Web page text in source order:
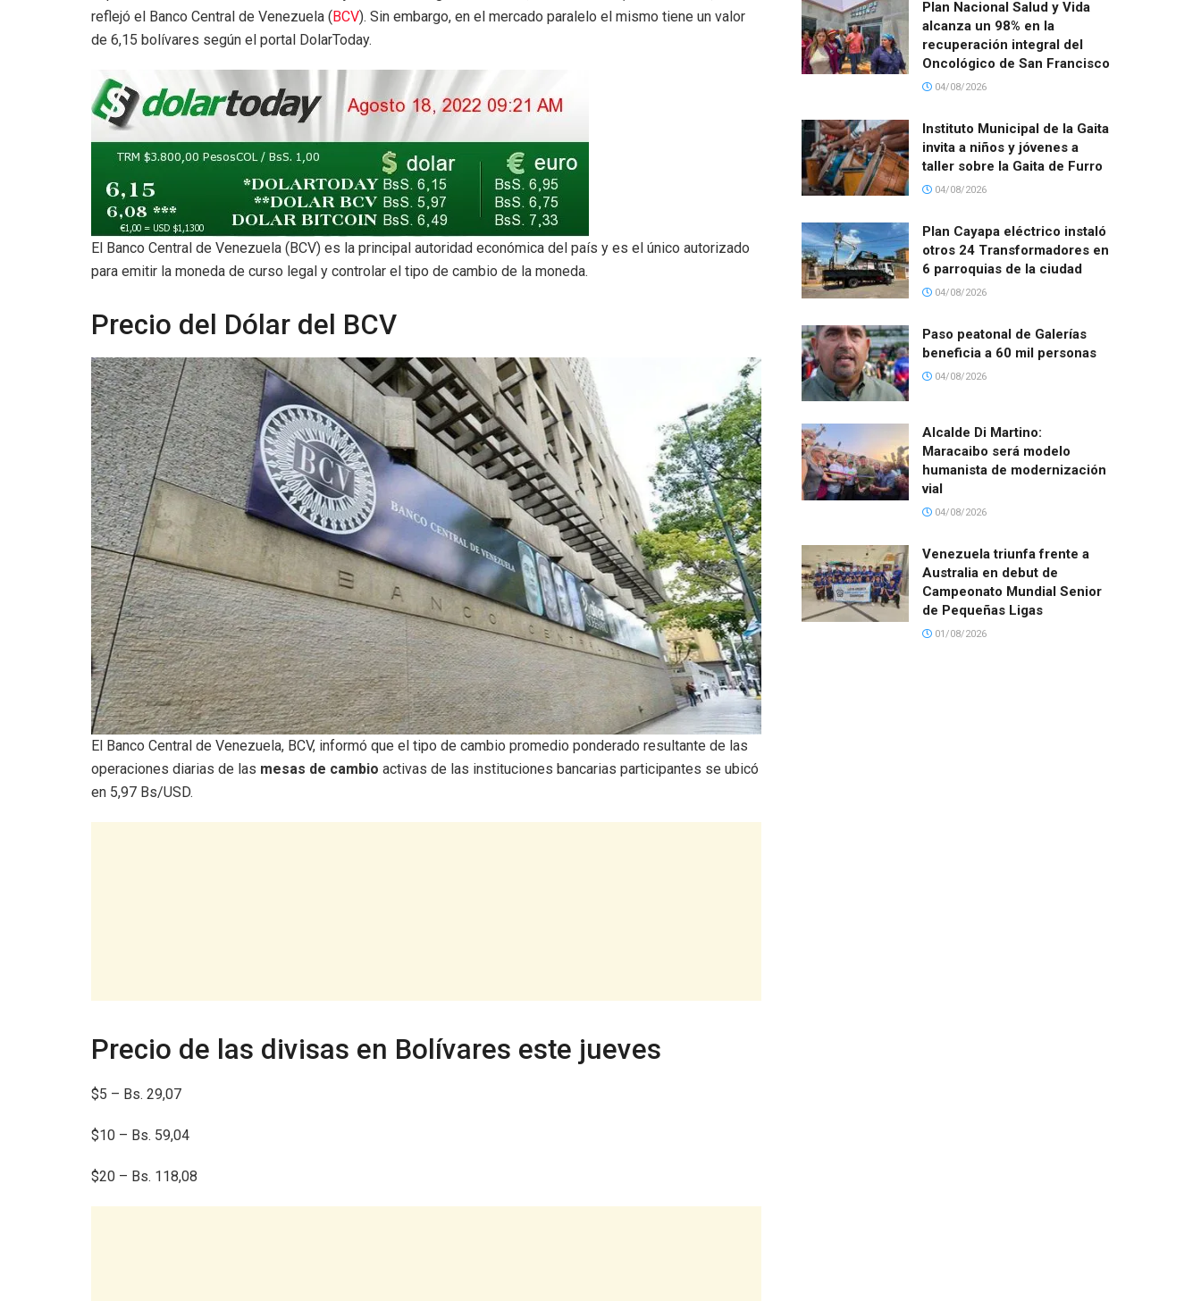
reflejó el Banco Central de Venezuela (BCV). Sin embargo, en el mercado paralelo el mismo tiene un valor
de 6,15 bolívares según el portal DolarToday.
El Banco Central de Venezuela (BCV) es la principal autoridad económica del país y es el único autorizado
para emitir la moneda de curso legal y controlar el tipo de cambio de la moneda.
Precio del Dólar del BCV
El Banco Central de Venezuela, BCV, informó que el tipo de cambio promedio ponderado resultante de las
operaciones diarias de las mesas de cambio activas de las instituciones bancarias participantes se ubicó
en 5,97 Bs/USD.
Precio de las divisas en Bolívares este jueves
$5 – Bs. 29,07
$10 – Bs. 59,04
$20 – Bs. 118,08
Plan Nacional Salud y Vida
alcanza un 98% en la
recuperación integral del
Oncológico de San Francisco
04/08/2026
Instituto Municipal de la Gaita
invita a niños y jóvenes a
taller sobre la Gaita de Furro
04/08/2026
Plan Cayapa eléctrico instaló
otros 24 Transformadores en
6 parroquias de la ciudad
04/08/2026
Paso peatonal de Galerías
beneficia a 60 mil personas
04/08/2026
Alcalde Di Martino:
Maracaibo será modelo
humanista de modernización
vial
04/08/2026
Venezuela triunfa frente a
Australia en debut de
Campeonato Mundial Senior
de Pequeñas Ligas
01/08/2026